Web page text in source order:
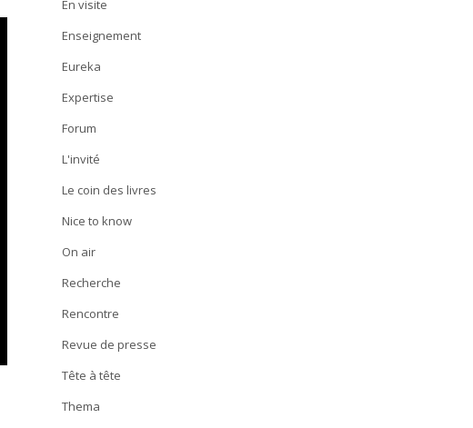
En visite
Enseignement
Eureka
Expertise
Forum
L'invité
Le coin des livres
Nice to know
On air
Recherche
Rencontre
Revue de presse
Tête à tête
Thema